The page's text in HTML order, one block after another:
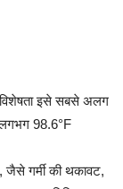
विशेषता इसे सबसे अलग
लगभग 98.6°F
जैसे गर्मी की थकावट,